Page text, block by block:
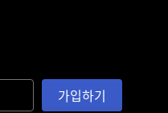
가입하기